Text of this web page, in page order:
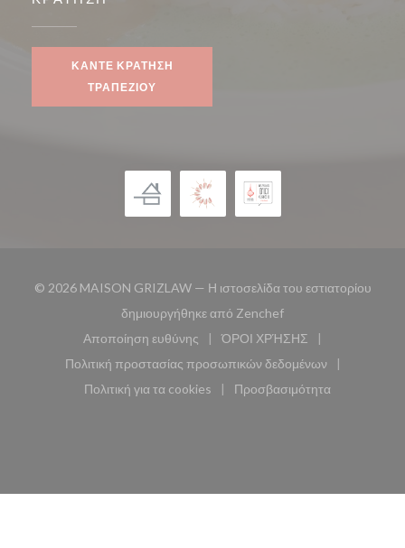
ΚΆΝΤΕ ΚΡΆΤΗΣΗ
ΤΡΑΠΕΖΙΟΎ
© 2026 MAISON GRIZLAW — Η ιστοσελίδα του εστιατορίου
δημιουργήθηκε από Zenchef((ανοίγει σε νέο
Αποποίηση ευθύνης
((ανοίγει σε νέο παράθυρο))
ΌΡΟΙ ΧΡΉΣΗΣ
((ανοίγει σε νέο
Πολιτική προστασίας προσωπικών δεδομένων
((ανοίγει σε νέο παράθυρο))
Πολιτική για τα cookies
((ανοίγει σε νέο παράθυρο))
Προσβασιμότητα
((ανοίγει σε νέο